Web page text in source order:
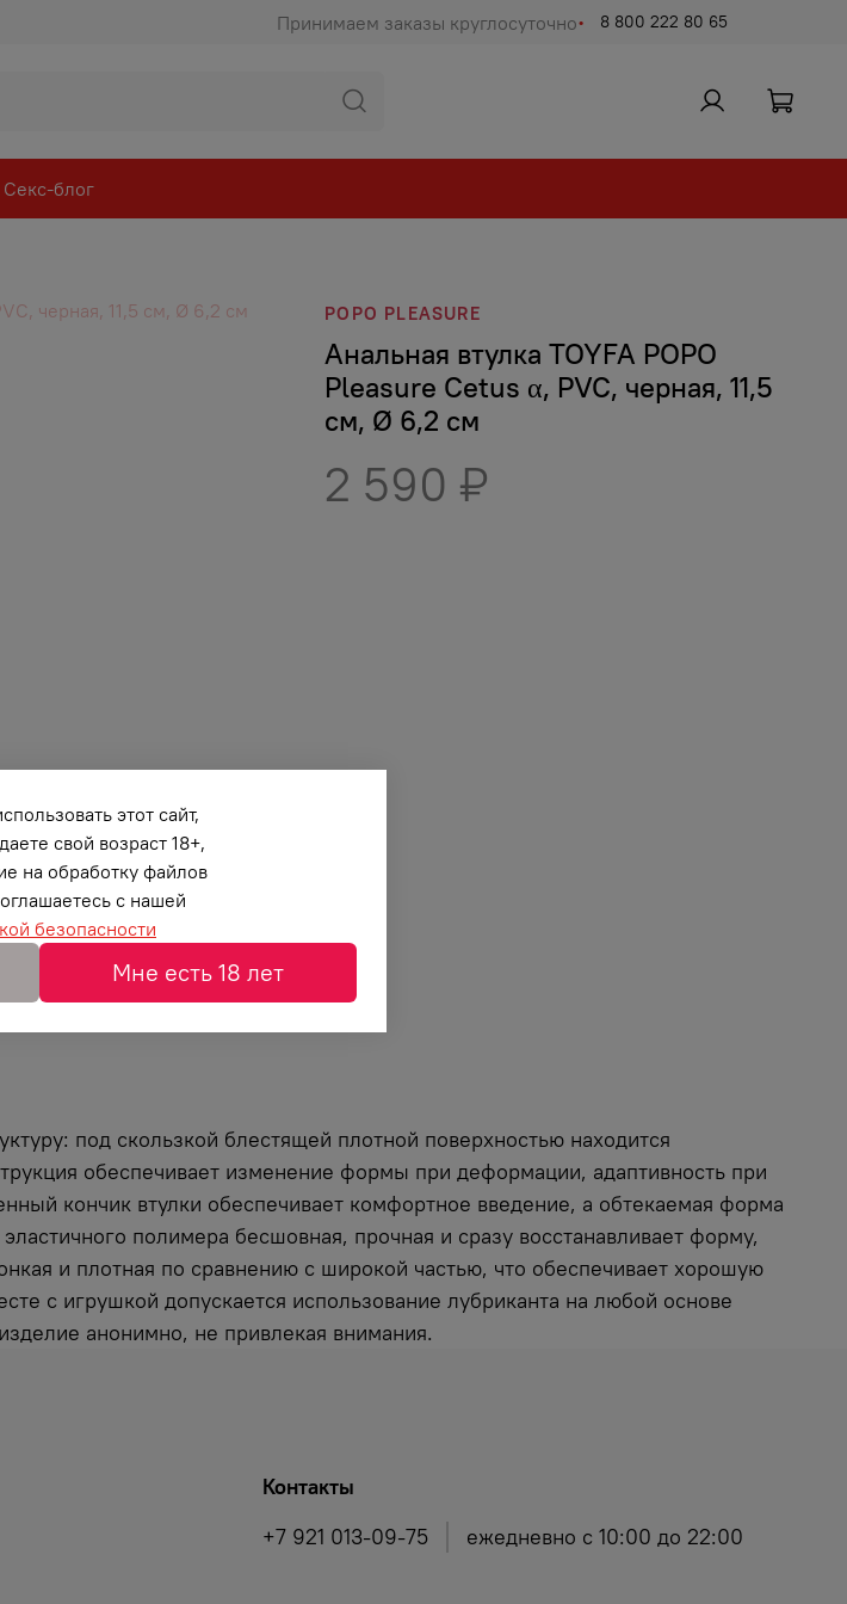
Принимаем заказы круглосуточно 8 800 222 80 65
Секс-блог
POPO PLEASURE
Анальная втулка TOYFA POPO
Pleasure Cetus α, PVC, черная, 11,5
см, Ø 6,2 см
2 590 ₽
под скользкой блестящей плотной поверхностью находится
обеспечивает изменение формы при деформации, адаптивность при
кончик втулки обеспечивает комфортное введение, а обтекаемая форма
полимера бесшовная, прочная и сразу восстанавливает форму,
и плотная по сравнению с широкой частью, что обеспечивает хорошую
с игрушкой допускается использование лубриканта на любой основе
анонимно, не привлекая внимания.
Контакты
+7 921 013-09-75
ежедневно с 10:00 до 22:00
этот сайт,
свой возраст 18+,
на обработку файлов
с нашей
безопасности
Мне есть 18 лет